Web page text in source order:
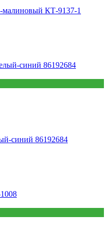
малиновый КТ-9137-1
синий 86192684